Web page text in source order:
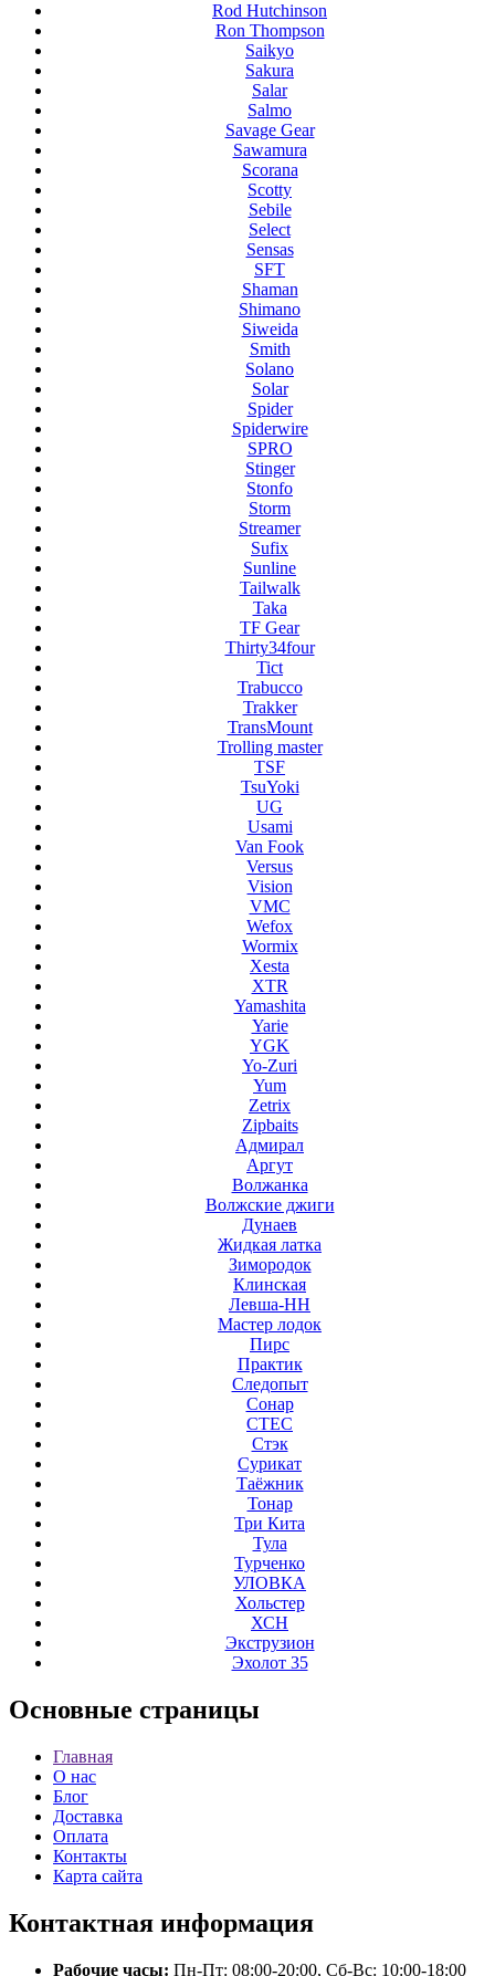
Rod Hutchinson
Ron Thompson
Saikyo
Sakura
Salar
Salmo
Savage Gear
Sawamura
Scorana
Scotty
Sebile
Select
Sensas
SFT
Shaman
Shimano
Siweida
Smith
Solano
Solar
Spider
Spiderwire
SPRO
Stinger
Stonfo
Storm
Streamer
Sufix
Sunline
Tailwalk
Taka
TF Gear
Thirty34four
Tict
Trabucco
Trakker
TransMount
Trolling master
TSF
TsuYoki
UG
Usami
Van Fook
Versus
Vision
VMC
Wefox
Wormix
Xesta
XTR
Yamashita
Yarie
YGK
Yo-Zuri
Yum
Zetrix
Zipbaits
Адмирал
Аргут
Волжанка
Волжские джиги
Дунаев
Жидкая латка
Зимородок
Клинская
Левша-НН
Мастер лодок
Пирс
Практик
Следопыт
Сонар
СТЕС
Стэк
Сурикат
Таёжник
Тонар
Три Кита
Тула
Турченко
УЛОВКА
Хольстер
ХСН
Экструзион
Эхолот 35
Основные страницы
Главная
О нас
Блог
Доставка
Оплата
Контакты
Карта сайта
Контактная информация
Рабочие часы: Пн-Пт: 08:00-20:00, Сб-Вс: 10:00-18:00